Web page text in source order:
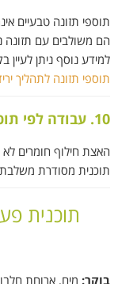
תוספי תזונה טבעיים
הם משולבים עם תזונה
למידע נוסף ניתן לעיין
תוספי תזונה לתהליך
10. עבודה לפי תוכנית מסודרת
האצת חילוף חומרים
תוכנית מסודרת משלבת
תוכנית
בוקר: מים, ארוחת